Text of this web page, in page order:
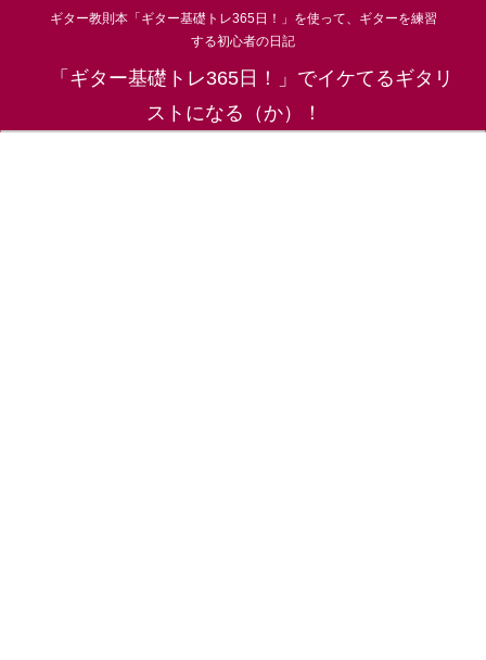
ギター教則本「ギター基礎トレ365日！」を使って、ギターを練習
する初心者の日記
「ギター基礎トレ365日！」でイケてるギタリ
ストになる（か）！